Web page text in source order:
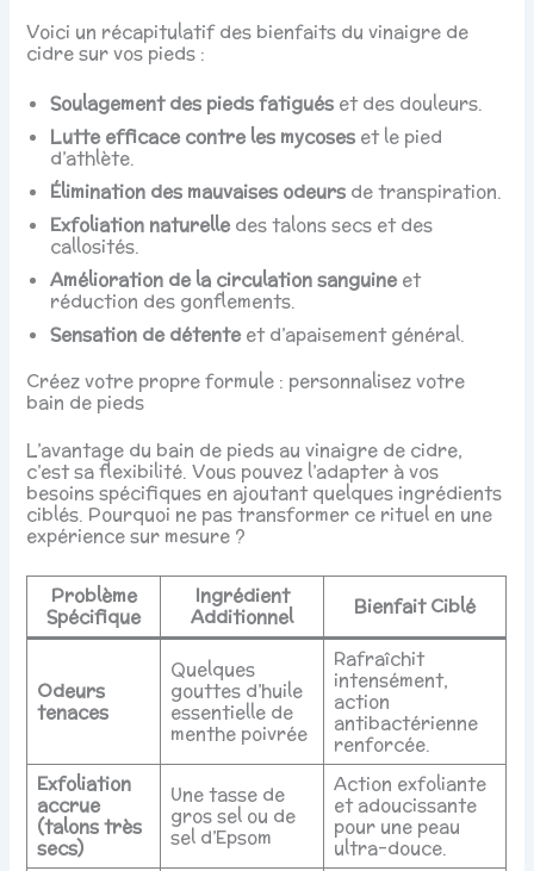
Voici un récapitulatif des bienfaits du vinaigre de
cidre sur vos pieds :
Soulagement des pieds fatigués et des douleurs.
Lutte efficace contre les mycoses et le pied
d’athlète.
Élimination des mauvaises odeurs de transpiration.
Exfoliation naturelledes talons secs et des
callosités.
Amélioration de la circulation sanguineet
réduction des gonflements.
Sensation de détenteet d’apaisement général.
Créez votre propre formule : personnalisez votre
bain de pieds
L’avantage du bain de pieds au vinaigre de cidre,
c’est sa flexibilité. Vous pouvez l’adapter à vos
besoins spécifiques en ajoutant quelques ingrédients
ciblés. Pourquoi ne pas transformer ce rituel en une
expérience sur mesure ?
Problème
Spécifique
Ingrédient
Additionnel
Bienfait Ciblé
Odeurs
tenaces
Quelques
gouttes d’huile
essentielle de
menthe poivrée
Rafraîchit
intensément,
action
antibactérienne
renforcée.
Exfoliation
accrue
(talons très
secs)
Une tasse de
gros sel ou de
sel d’Epsom
Action exfoliante
et adoucissante
pour une peau
ultra-douce.